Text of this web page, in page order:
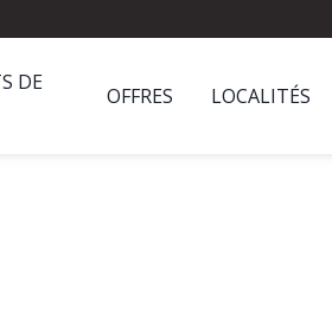
DE
OFFRES LOCALITÉS